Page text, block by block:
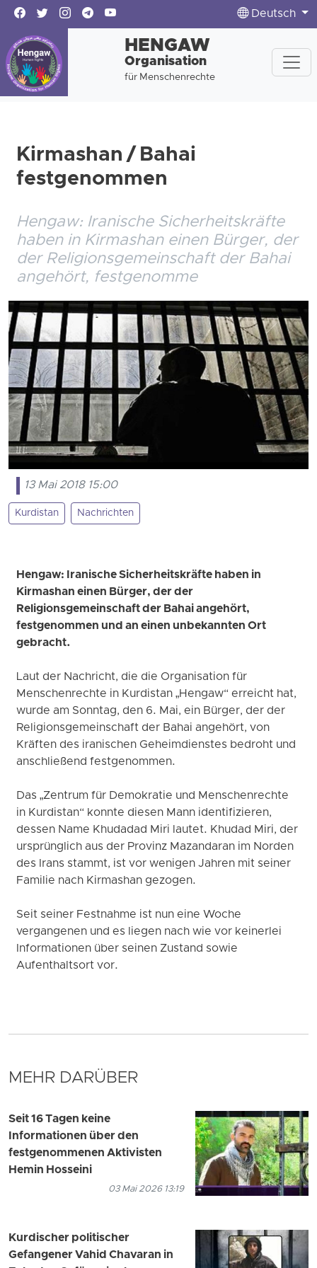
Deutsch
HENGAW
Organisation
für Menschenrechte
Kirmashan / Bahai
festgenommen
Hengaw: Iranische Sicherheitskräfte
haben in Kirmashan einen Bürger, der
der Religionsgemeinschaft der Bahai
angehört, festgenomme
13 Mai 2018 15:00
Kurdistan Nachrichten
Hengaw: Iranische Sicherheitskräfte haben in
Kirmashan einen Bürger, der der
Religionsgemeinschaft der Bahai angehört,
festgenommen und an einen unbekannten Ort
gebracht.
Laut der Nachricht, die die Organisation für
Menschenrechte in Kurdistan „Hengaw“ erreicht hat,
wurde am Sonntag, den 6. Mai, ein Bürger, der der
Religionsgemeinschaft der Bahai angehört, von
Kräften des iranischen Geheimdienstes bedroht und
anschließend festgenommen.
Das „Zentrum für Demokratie und Menschenrechte
in Kurdistan“ konnte diesen Mann identifizieren,
dessen Name Khudadad Miri lautet. Khudad Miri, der
ursprünglich aus der Provinz Mazandaran im Norden
des Irans stammt, ist vor wenigen Jahren mit seiner
Familie nach Kirmashan gezogen.
Seit seiner Festnahme ist nun eine Woche
vergangenen und es liegen nach wie vor keinerlei
Informationen über seinen Zustand sowie
Aufenthaltsort vor.
MEHR DARÜBER
Seit 16 Tagen keine
Informationen über den
festgenommenen Aktivisten
Hemin Hosseini
03 Mai 2026 13:19
Kurdischer politischer
Gefangener Vahid Chavaran in